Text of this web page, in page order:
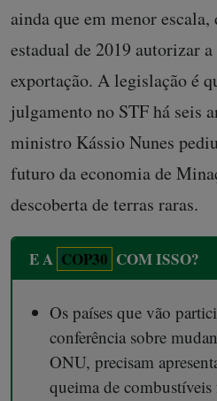
ainda que em menor
estadual de 2019 autorizar
exportação. A legislação é
julgamento no STF há seis
ministro Kássio Nunes
futuro da economia de
descoberta de terras raras.
E A COP30 COM ISSO?
Os países que vão
conferência sobre
ONU, precisam
queima de combustíveis